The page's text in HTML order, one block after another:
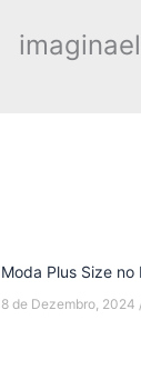
Moda Plus Size no
8 de Dezembro, 2024